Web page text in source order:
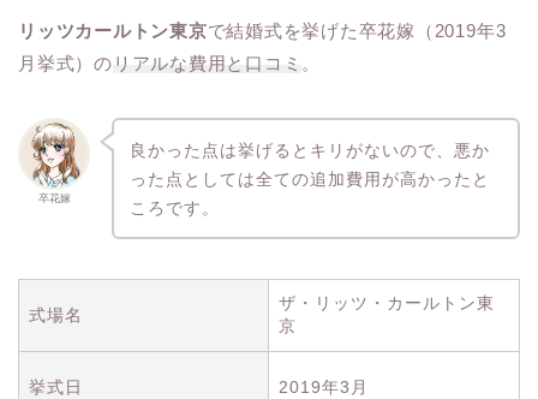
リッツカールトン東京で結婚式を挙げた卒花嫁（2019年3
月挙式）の リアルな費用と口コミ 。
卒花嫁
良かった点は挙げるとキリがないので、悪か
った点としては全ての追加費用が高かったと
ころです。
式場名
ザ・リッツ・カールトン東
京
挙式日 2019年3月